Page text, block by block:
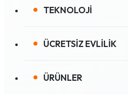
TEKNOLOJİ
ÜCRETSİZ EVLİLİK
ÜRÜNLER